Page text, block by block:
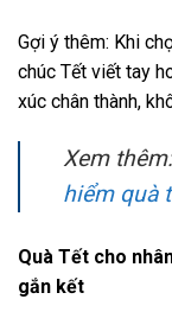
Gợi ý thêm: Khi
chúc Tết viết tay
xúc chân thành,
Xem
hiểm quà
Quà Tết cho
gắn kết